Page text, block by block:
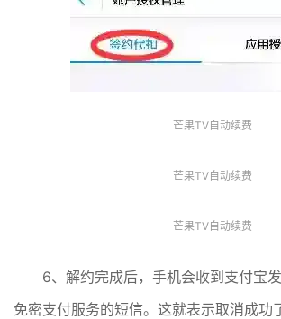
芒果TV自动续费
芒果TV自动续费
芒果TV自动续费
6、解约完成后，手机会收到支付宝
免密支付服务的短信。这就表示取消成功